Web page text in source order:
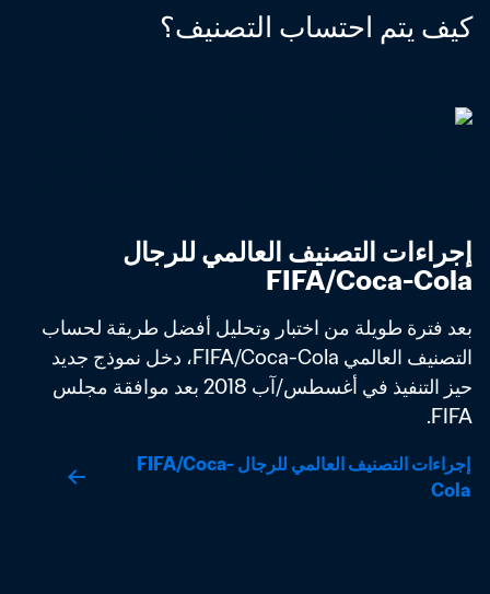
كيف يتم احتساب التصنيف؟
FIFA/Coca-Cola
FIFA.
إجراءات التصنيف العالمي للرجال FIFA/Coca-
Cola